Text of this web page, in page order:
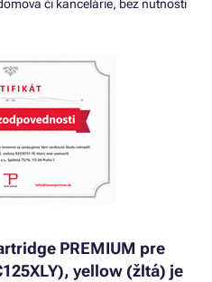
či kancelárie, bez nutnosti
PREMIUM pre
yellow (žltá) je